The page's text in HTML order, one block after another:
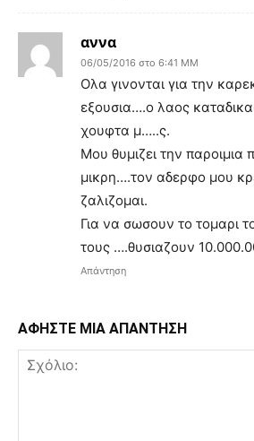
αννα
06/05/2016 στο 6:41 ΜΜ
Ολα γινονται για την
εξουσια….ο λαος
χουφτα μ…..ς.
Μου θυμιζει την παροιμια
μικρη….τον αδερφο μου
ζαλιζομαι.
Για να σωσουν το τομαρι
τους ….θυσιαζουν
Απάντηση
ΑΦΗΣΤΕ ΜΙΑ ΑΠΑΝΤΗΣΗ